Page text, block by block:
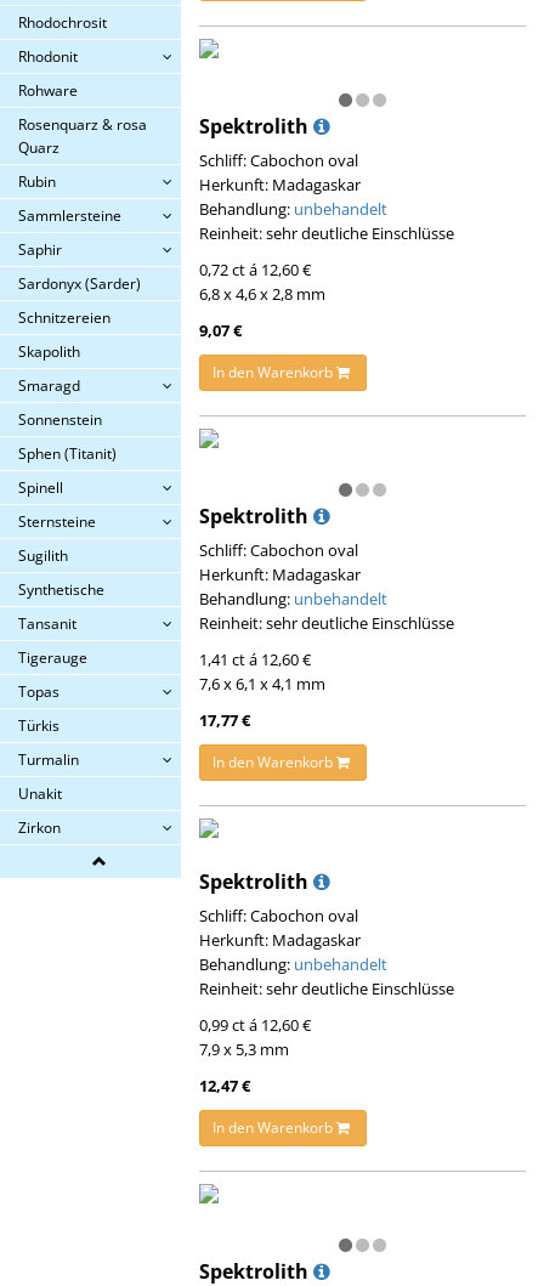
Rhodochrosit
Rhodonit
Rohware
Rosenquarz & rosa
Quarz
Rubin
Sammlersteine
Saphir
Sardonyx (Sarder)
Schnitzereien
Skapolith
Smaragd
Sonnenstein
Sphen (Titanit)
Spinell
Sternsteine
Sugilith
Synthetische
Tansanit
Tigerauge
Topas
Türkis
Turmalin
Unakit
Zirkon
Spektrolith
Schliff: Cabochon oval
Herkunft: Madagaskar
Behandlung: unbehandelt
Reinheit: sehr deutliche Einschlüsse
0,72 ct á 12,60 €
6,8 x 4,6 x 2,8 mm
9,07 €
In den Warenkorb
Spektrolith
Schliff: Cabochon oval
Herkunft: Madagaskar
Behandlung: unbehandelt
Reinheit: sehr deutliche Einschlüsse
1,41 ct á 12,60 €
7,6 x 6,1 x 4,1 mm
17,77 €
In den Warenkorb
Spektrolith
Schliff: Cabochon oval
Herkunft: Madagaskar
Behandlung: unbehandelt
Reinheit: sehr deutliche Einschlüsse
0,99 ct á 12,60 €
7,9 x 5,3 mm
12,47 €
In den Warenkorb
Spektrolith